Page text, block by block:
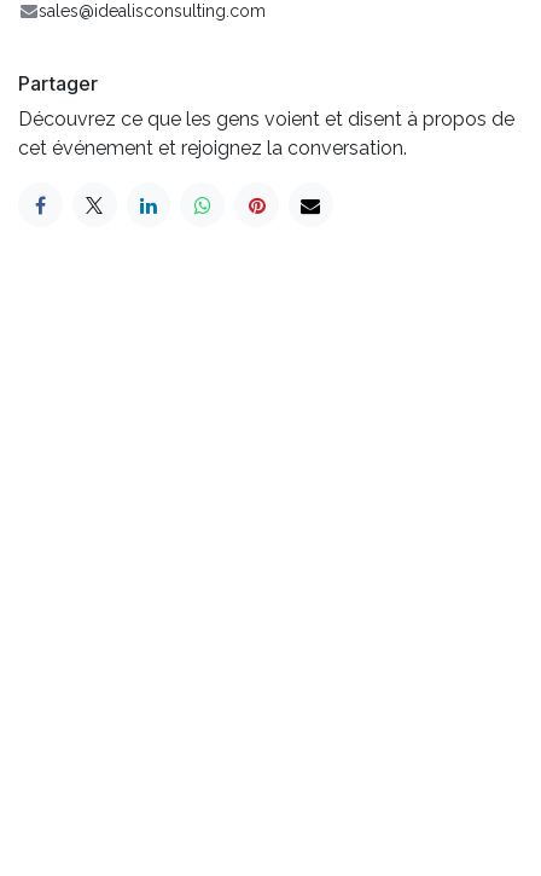
sales@idealisconsulting.com
Partager
Découvrez ce que les gens voient et disent à propos de
cet événement et rejoignez la conversation.